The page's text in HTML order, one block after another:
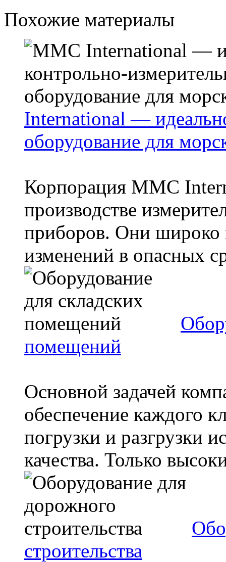
Похожие материалы
International —
оборудование для
Корпорация MMC
производстве
приборов. Они широко
изменений в опасных
помещений
Основной задачей
обеспечение каждого
погрузки и разгрузки
качества. Только
строительства